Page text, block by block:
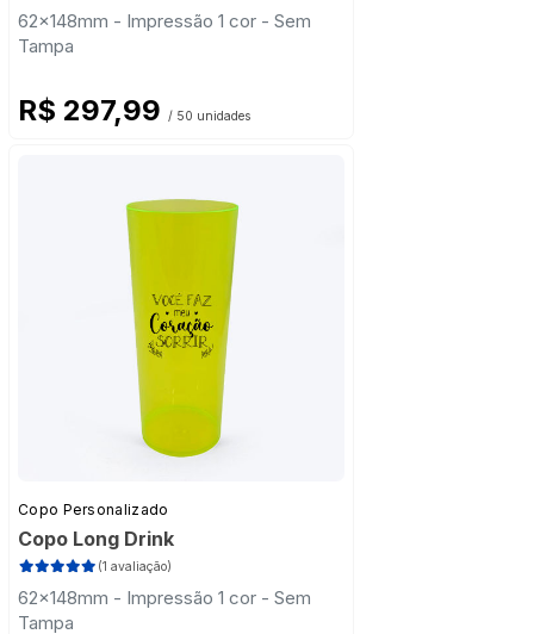
62x148mm - Impressão 1 cor - Sem
Tampa
R$ 297,99 / 50 unidades
Copo Personalizado
Copo Long Drink
(1 avaliação)
62x148mm - Impressão 1 cor - Sem
Tampa